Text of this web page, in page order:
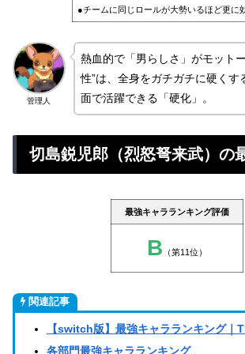
●チームに同じロールが大勢いるほど更に
管理人
熱血的で「男らしさ」がモット
性”は、全身をガチガチに硬くす
面で活躍できる「硬化」。
切島鋭児郎（烈怒弩来武）の
最強キャラランキング評価
B （第11位）
関連記事
【switch版】最強キャラランキング｜
各部門最強キャラランキング